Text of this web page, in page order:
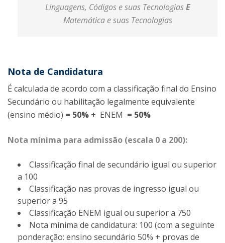
Linguagens, Códigos e suas TecnologiasE
Matemática e suas Tecnologias
Nota de Candidatura
É calculada de acordo com a classificação final do Ensino
Secundário ou habilitação legalmente equivalente
(ensino médio) = 50% + ENEM = 50%
Nota mínima para admissão (escala 0 a 200):
Classificação final de secundário igual ou superior
a 100
Classificação nas provas de ingresso igual ou
superior a 95
Classificação ENEM igual ou superior a 750
Nota mínima de candidatura: 100 (com a seguinte
ponderação: ensino secundário 50% + provas de